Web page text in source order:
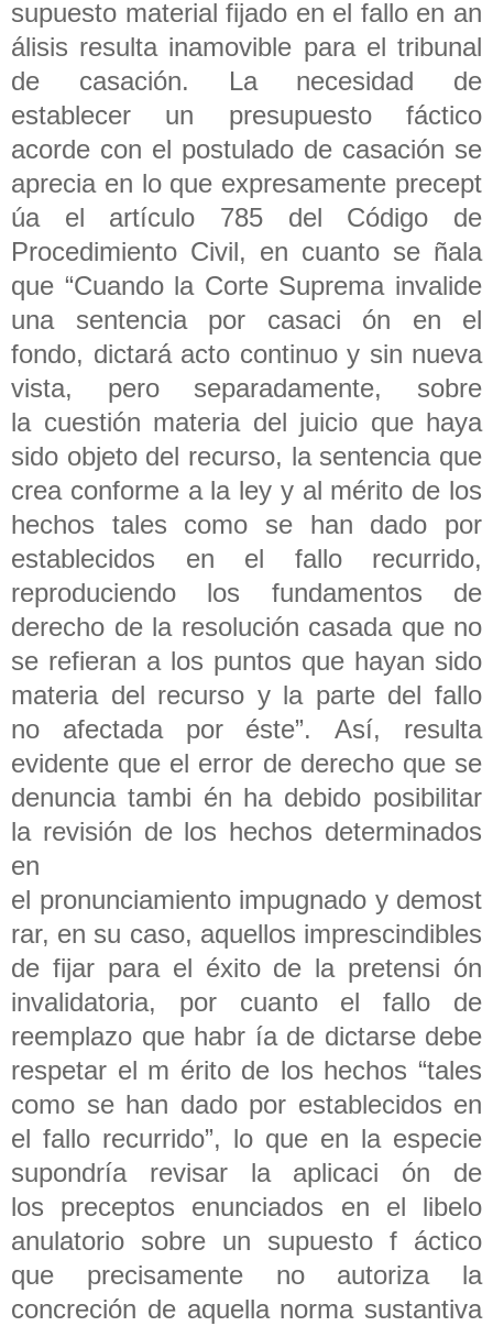
supuesto material fijado en el fallo en an
álisis resulta inamovible para el tribunal
de casación. La necesidad de
establecer un presupuesto fáctico
acorde con el postulado de casación se
aprecia en lo que expresamente precept
úa el artículo 785 del Código de
Procedimiento Civil, en cuanto se ñala
que “Cuando la Corte Suprema invalide
una sentencia por casaci ón en el
fondo, dictará acto continuo y sin nueva
vista, pero separadamente, sobre
la cuestión materia del juicio que haya
sido objeto del recurso, la sentencia que
crea conforme a la ley y al mérito de los
hechos tales como se han dado por
establecidos en el fallo recurrido,
reproduciendo los fundamentos de
derecho de la resolución casada que no
se refieran a los puntos que hayan sido
materia del recurso y la parte del fallo
no afectada por éste”. Así, resulta
evidente que el error de derecho que se
denuncia tambi én ha debido posibilitar
la revisión de los hechos determinados
en
el pronunciamiento impugnado y demost
rar, en su caso, aquellos imprescindibles
de fijar para el éxito de la pretensi ón
invalidatoria, por cuanto el fallo de
reemplazo que habr ía de dictarse debe
respetar el m érito de los hechos “tales
como se han dado por establecidos en
el fallo recurrido”, lo que en la especie
supondría revisar la aplicaci ón de
los preceptos enunciados en el libelo
anulatorio sobre un supuesto f áctico
que precisamente no autoriza la
concreción de aquella norma sustantiva